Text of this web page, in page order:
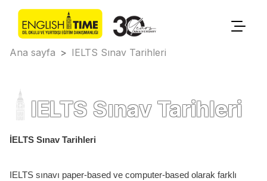
Ana sayfa > IELTS Sınav Tarihleri
IELTS Sınav Tarihleri
İELTS Sınav Tarihleri
IELTS sınavı paper-based ve computer-based olarak farklı